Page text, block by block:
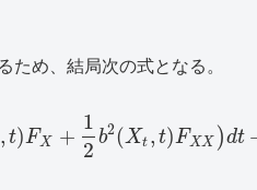
ため、結局次の式となる。
, t)FX +
1
2
b2(Xt , t)FXX )dt